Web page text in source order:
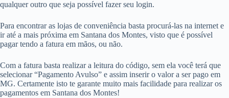
qualquer outro que seja possível fazer seu login.
Para encontrar as lojas de conveniência basta procurá-las na internet e
ir até a mais próxima em Santana dos Montes, visto que é possível
pagar tendo a fatura em mãos, ou não.
Com a fatura basta realizar a leitura do código, sem ela você terá que
selecionar “Pagamento Avulso” e assim inserir o valor a ser pago em
MG. Certamente isto te garante muito mais facilidade para realizar os
pagamentos em Santana dos Montes!